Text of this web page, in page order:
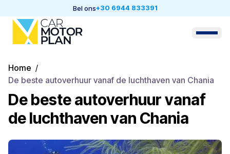
Bel ons+30 6944 833391
Home /
De beste autoverhuur vanaf de luchthaven van Chania
De beste autoverhuur vanaf
de luchthaven van Chania